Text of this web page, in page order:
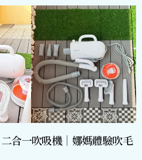
合一吹吸機｜娜媽體驗吹毛